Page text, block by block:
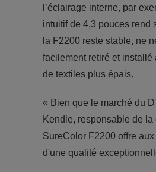
l’éclairage interne, par
intuitif de 4,3 pouces rend
la F2200 reste stable, ne
facilement retiré et installé
de textiles plus épais.
« Bien que le marché du
Kendle, responsable de
SureColor F2200 offre
d'une qualité